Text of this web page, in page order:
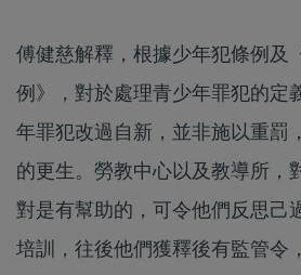
傅健慈解釋，根據少年犯條例及
例》，對於處理青少年罪犯的定
年罪犯改過自新，並非施以重罰
的更生。勞教中心以及教導所，
對是有幫助的，可令他們反思己
培訓，往後他們獲釋後有監管令